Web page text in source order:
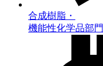
合成樹脂・
機能性化学品部門